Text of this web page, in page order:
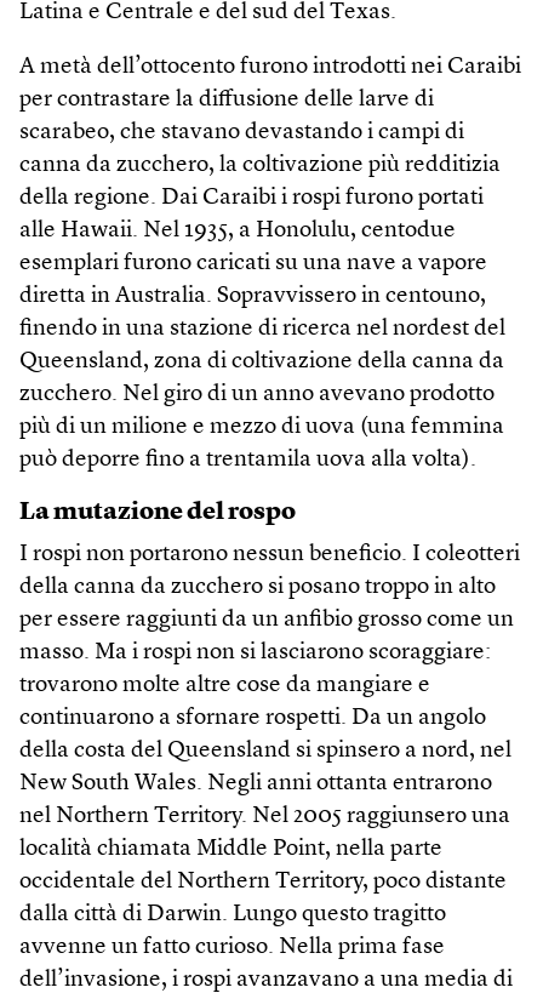
Latina e Centrale e del sud del Texas.
A metà dell’ottocento furono introdotti nei Caraibi
per contrastare la diffusione delle larve di
scarabeo, che stavano devastando i campi di
canna da zucchero, la coltivazione più redditizia
della regione. Dai Caraibi i rospi furono portati
alle Hawaii. Nel 1935, a Honolulu, centodue
esemplari furono caricati su una nave a vapore
diretta in Australia. Sopravvissero in centouno,
finendo in una stazione di ricerca nel nordest del
Queensland, zona di coltivazione della canna da
zucchero. Nel giro di un anno avevano prodotto
più di un milione e mezzo di uova (una femmina
può deporre fino a trentamila uova alla volta).
La mutazione del rospo
I rospi non portarono nessun beneficio. I coleotteri
della canna da zucchero si posano troppo in alto
per essere raggiunti da un anfibio grosso come un
masso. Ma i rospi non si lasciarono scoraggiare:
trovarono molte altre cose da mangiare e
continuarono a sfornare rospetti. Da un angolo
della costa del Queensland si spinsero a nord, nel
New South Wales. Negli anni ottanta entrarono
nel Northern Territory. Nel 2005 raggiunsero una
località chiamata Middle Point, nella parte
occidentale del Northern Territory, poco distante
dalla città di Darwin. Lungo questo tragitto
avvenne un fatto curioso. Nella prima fase
dell’invasione, i rospi avanzavano a una media di